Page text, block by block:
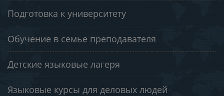
Подготовка к университету
Обучение в семье преподавателя
Детские языковые лагеря
Языковые курсы для деловых людей